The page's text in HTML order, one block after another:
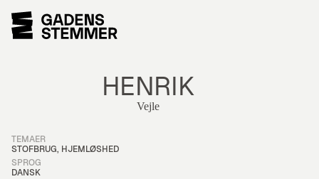
HENRIK
Vejle
Hør Henrik fortæller om en arbejdsskade, der leder til en
TEMAER
STOFBRUG, HJEMLØSHED
SPROG
DANSK